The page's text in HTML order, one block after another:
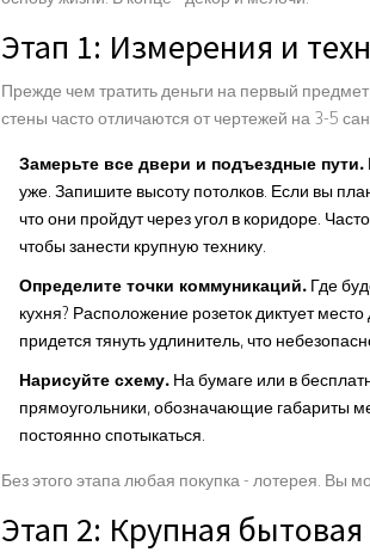
Этап 1: Измерения и
Прежде чем тратить деньги на первый
стены часто отличаются от чертежей на 3-5
Замерьте все двери и подъездные пути.
уже. Запишите высоту потолков. Если вы
что они пройдут через угол в коридоре.
чтобы занести крупную технику.
Определите точки коммуникаций.Где
кухня? Расположение розеток диктует
придется тянуть удлинитель, что
Нарисуйте схему.На бумаге или в
прямоугольники, обозначающие габариты
постоянно спотыкаться.
Без этого этапа любая покупка - лотерея. Вы
Этап 2: Крупная